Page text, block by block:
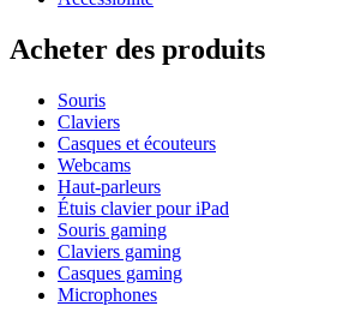
Acheter des produits
Souris
Claviers
Casques et écouteurs
Webcams
Haut-parleurs
Étuis clavier pour iPad
Souris gaming
Claviers gaming
Casques gaming
Microphones